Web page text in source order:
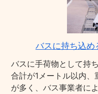
バスに持ち込め
バスに手荷物として持
合計が1メートル以内
が多く、バス事業者に